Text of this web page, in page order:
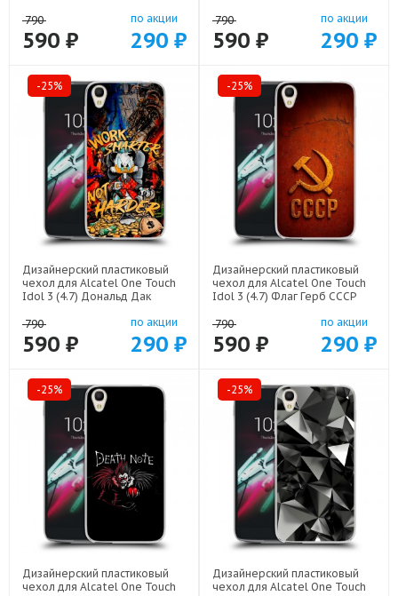
790
590 ₽
по акции
290 ₽
790
590 ₽
по акции
290 ₽
-25%
Дизайнерский пластиковый
чехол для Alcatel One Touch
Idol 3 (4.7) Дональд Дак
790
590 ₽
по акции
290 ₽
-25%
Дизайнерский пластиковый
чехол для Alcatel One Touch
Idol 3 (4.7) Флаг Герб СССР
790
590 ₽
по акции
290 ₽
-25%
Дизайнерский пластиковый
чехол для Alcatel One Touch
-25%
Дизайнерский пластиковый
чехол для Alcatel One Touch